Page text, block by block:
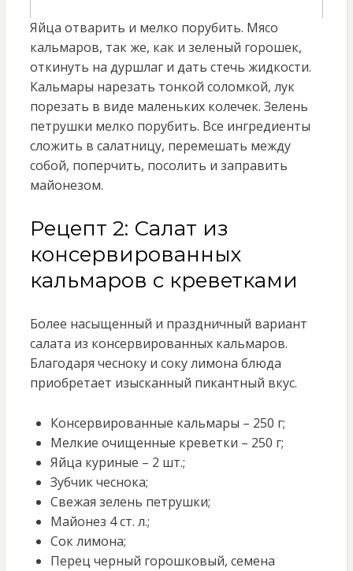
Яйца отварить и мелко порубить. Мясо
кальмаров, так же, как и зеленый горошек,
откинуть на дуршлаг и дать стечь жидкости.
Кальмары нарезать тонкой соломкой, лук
порезать в виде маленьких колечек. Зелень
петрушки мелко порубить. Все ингредиенты
сложить в салатницу, перемешать между
собой, поперчить, посолить и заправить
майонезом.
Рецепт 2: Салат из
консервированных
кальмаров с креветками
Более насыщенный и праздничный вариант
салата из консервированных кальмаров.
Благодаря чесноку и соку лимона блюда
приобретает изысканный пикантный вкус.
Консервированные кальмары – 250 г;
Мелкие очищенные креветки – 250 г;
Яйца куриные – 2 шт.;
Зубчик чеснока;
Свежая зелень петрушки;
Майонез 4 ст. л.;
Сок лимона;
Перец черный горошковый, семена